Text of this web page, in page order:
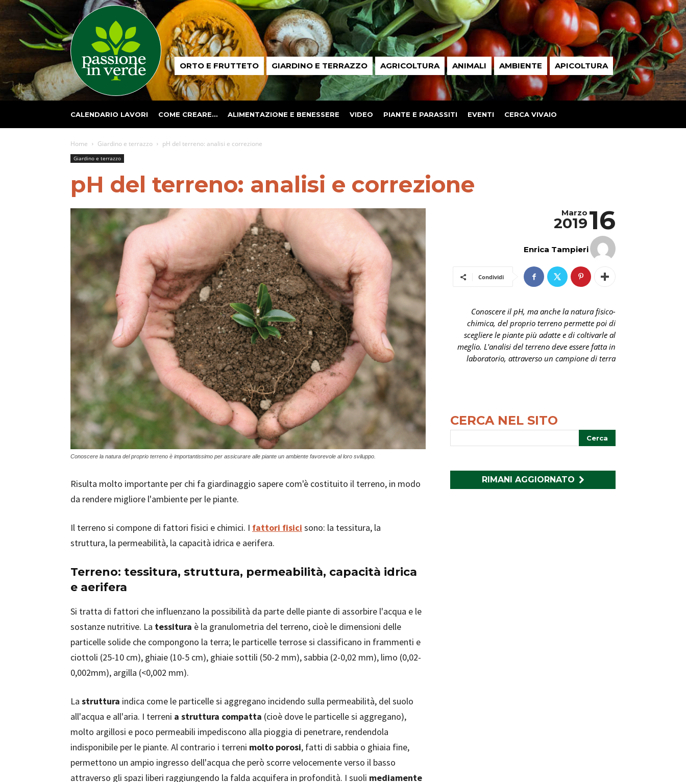
Passione
in ORTO E FRUTTETO GIARDINO E TERRAZZO AGRICOLTURA ANIMALI AMBIENTE APICOLTURA
CALENDARIO LAVORI COME CREARE… ALIMENTAZIONE E BENESSERE VIDEO PIANTE E PARASSITI EVENTI CERCA VIVAIO
Home Giardino e terrazzo pH del terreno: analisi e correzione
Giardino e terrazzo
pH del terreno: analisi e correzione
Conoscere la natura del proprio terreno è importantissimo per assicurare alle piante un ambiente favorevole al loro sviluppo.
Risulta molto importante per chi fa giardinaggio sapere com'è costituito il terreno, in modo
da rendere migliore l'ambiente per le piante.
Il terreno si compone di fattori fisici e chimici. I fattori fisici sono: la tessitura, la
struttura, la permeabilità, la capacità idrica e aerifera.
Terreno: tessitura, struttura, permeabilità, capacità idrica
e aerifera
Si tratta di fattori che influenzano la possibilità da parte delle piante di assorbire l'acqua e le
sostanze nutritive. La tessitura è la granulometria del terreno, cioè le dimensioni delle
particelle solide che compongono la terra; le particelle terrose si classificano in frammenti e
ciottoli (25-10 cm), ghiaie (10-5 cm), ghiaie sottili (50-2 mm), sabbia (2-0,02 mm), limo (0,02-
0,002mm), argilla (<0,002 mm).
La struttura indica come le particelle si aggregano incidendo sulla permeabilità, del suolo
all'acqua e all'aria. I terreni a struttura compatta (cioè dove le particelle si aggregano),
molto argillosi e poco permeabili impediscono alla pioggia di penetrare, rendendola
indisponibile per le piante. Al contrario i terreni molto porosi, fatti di sabbia o ghiaia fine,
permettono un ampio ingresso dell'acqua che però scorre velocemente verso il basso
attraverso gli spazi liberi raggiungendo la falda acquifera in profondità. I suoli mediamente
16
Marzo
2019
Enrica Tampieri
Condividi
Conoscere il pH, ma anche la natura fisico-
chimica, del proprio terreno permette poi di
scegliere le piante più adatte e di coltivarle al
meglio. L'analisi del terreno deve essere fatta in
laboratorio, attraverso un campione di terra
CERCA NEL SITO
RIMANI AGGIORNATO